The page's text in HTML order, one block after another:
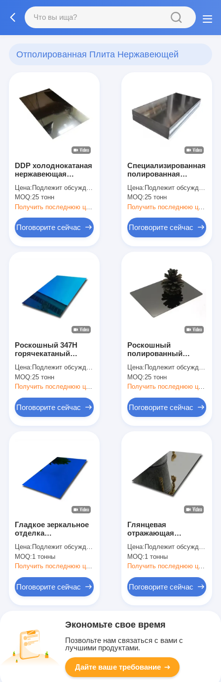
Отполированная Плита Нержавеющей
(50)
DDP холоднокатаная
нержавеющая
прочных и
долговечных
конструкций
Цена: Подлежит обсуждению
MOQ:25 тонн
Получить последнюю цену
Поговорите сейчас
Специализированная
полированная
стальная плита для
кухонного инвентаря
лифта
Цена: Подлежит обсуждению
MOQ:25 тонн
Поговорите сейчас
Роскошный 347H
горячекатаный
нержавеющей стали
для
высококлассного
внешнего декора
Цена: Подлежит обсуждению
MOQ:25 тонн
Получить последнюю цену
Поговорите сейчас
Роскошный
полированный
нержавеющей стали
идеально подходит
для
внутреннего и
внешнего декора
Цена: Подлежит обсуждению
MOQ:25 тонн
Поговорите сейчас
Гладкое зеркальное
отделка
нержавеющей стали
321 для
современного
декоративных
Цена: Подлежит обсуждению
MOQ:1 тонны
Получить последнюю цену
Поговорите сейчас
Глянцевая
отражающая
листовая из
нержавеющей стали
317l для
проектов премиум
класса
Цена: Подлежит обсуждению
MOQ:1 тонны
Получить последнюю цену
Поговорите сейчас
Экономьте свое время
Позвольте нам связаться с вами с
лучшими продуктами.
Дайте ваше требование